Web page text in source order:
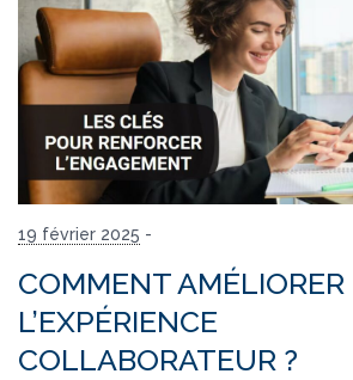
19 février 2025 -
COMMENT AMÉLIORER
L’EXPÉRIENCE
COLLABORATEUR ?